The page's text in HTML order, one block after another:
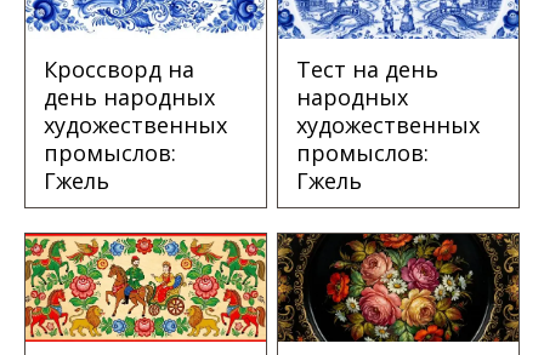
Кроссворд на
день народных
художественных
промыслов:
Гжель
Тест на день
народных
художественных
промыслов:
Гжель